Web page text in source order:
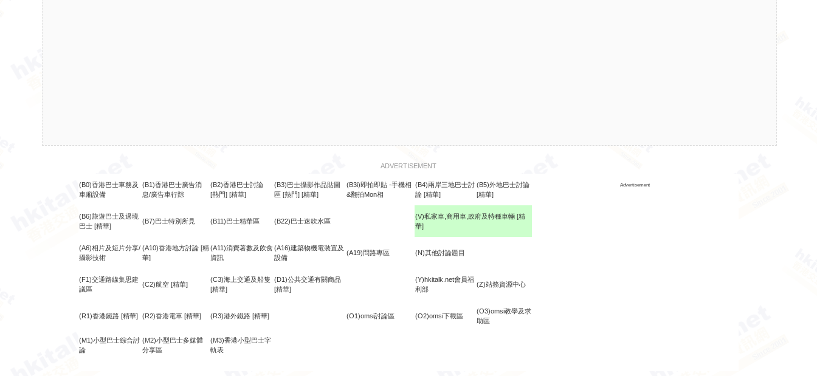
ADVERTISEMENT
(B0)香港巴士車務及
車廂設備
(B1)香港巴士廣告消
息/廣告車行踪
(B2)香港巴士討論
[熱門] [精華]
(B3)巴士攝影作品貼圖
區 [熱門] [精華]
(B3i)即拍即貼 -手機相
&翻拍Mon相
(B4)兩岸三地巴士討
論 [精華]
(B5)外地巴士討論
[精華]
Advertisement
(B6)旅遊巴士及過境
巴士 [精華]
(B7)巴士特別所見 (B11)巴士精華區 (B22)巴士迷吹水區
(V)私家車,商用車,政府及特種車輛 [精
華]
(A6)相片及短片分享/
攝影技術
(A10)香港地方討論 [精
華]
(A11)消費著數及飲食
資訊
(A16)建築物機電裝置及
設備
(A19)問路專區 (N)其他討論題目
(F1)交通路線集思建
議區
(C2)航空 [精華]
(C3)海上交通及船隻
[精華]
(D1)公共交通有關商品
[精華]
(Y)hkitalk.net會員福
利部
(Z)站務資源中心
(R1)香港鐵路 [精華] (R2)香港電車 [精華] (R3)港外鐵路 [精華] (O1)omsi討論區 (O2)omsi下載區
(O3)omsi教學及求
助區
(M1)小型巴士綜合討
論
(M2)小型巴士多媒體
分享區
(M3)香港小型巴士字
軌表